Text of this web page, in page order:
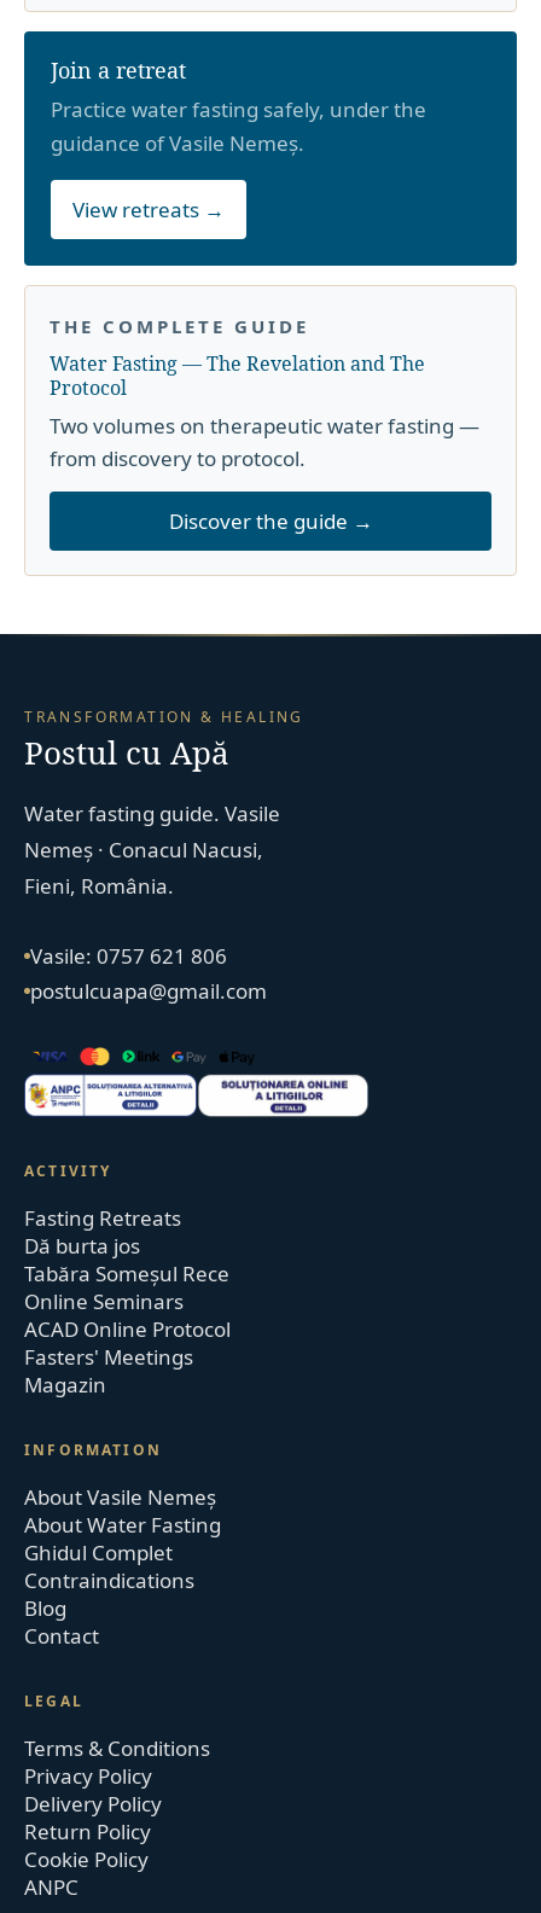
Join a retreat
Practice water fasting safely, under the
guidance of Vasile Nemeș.
View retreats →
THE COMPLETE GUIDE
Water Fasting — The Revelation and The
Protocol
Two volumes on therapeutic water fasting —
from discovery to protocol.
Discover the guide →
TRANSFORMATION & HEALING
Postul cu Apă
Water fasting guide. Vasile
Nemeș · Conacul Nacusi,
Fieni, România.
Vasile: 0757 621 806
postulcuapa@gmail.com
ACTIVITY
Fasting Retreats
Dă burta jos
Tabăra Someșul Rece
Online Seminars
ACAD Online Protocol
Fasters' Meetings
Magazin
INFORMATION
About Vasile Nemeș
About Water Fasting
Ghidul Complet
Contraindications
Blog
Contact
LEGAL
Terms & Conditions
Privacy Policy
Delivery Policy
Return Policy
Cookie Policy
ANPC